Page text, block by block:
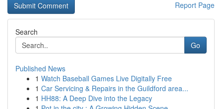
Report Page
Search
Go
Published News
1 Watch Baseball Games Live Digitally Free
1 Car Servicing & Repairs in the Guildford area...
1 HH88: A Deep Dive into the Legacy